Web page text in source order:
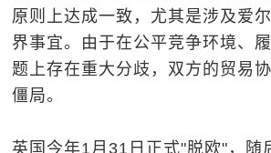
原则上达成一致，尤其是涉及爱
界事宜。由于在公平竞争环境、
题上存在重大分歧，双方的贸易
僵局。
英国今年1月31日正式"脱欧"，随